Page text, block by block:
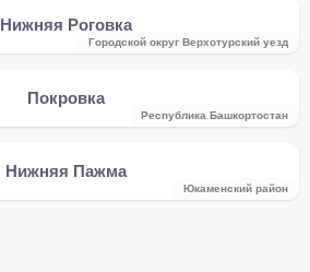
Нижняя Роговка
Городской округ Верхотурский уезд
Покровка
Республика Башкортостан
Нижняя Пажма
Юкаменский район